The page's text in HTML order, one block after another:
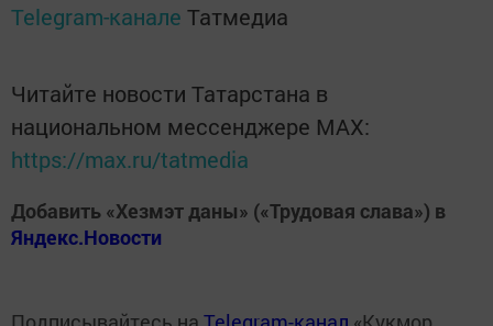
Telegram-канале Татмедиа
Читайте новости Татарстана в
национальном мессенджере MАХ:
https://max.ru/tatmedia
Добавить «Хезмэт даны» («Трудовая слава») в
Яндекс.Новости